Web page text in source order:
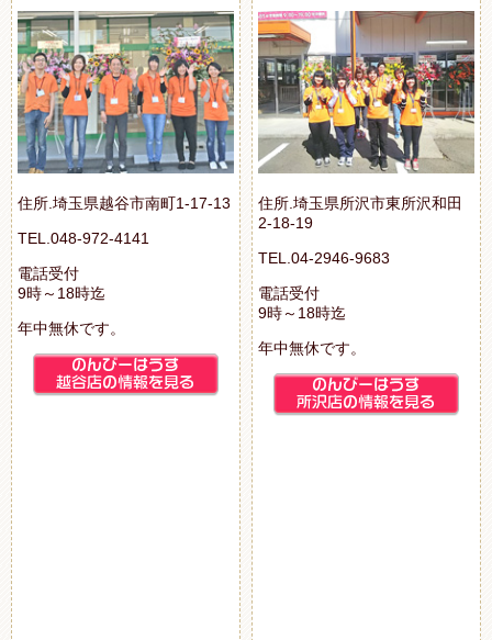
住所.埼玉県越谷市南町1-17-13
TEL.048-972-4141
電話受付
9時～18時迄
年中無休です。
住所.埼玉県所沢市東所沢和田
2-18-19
TEL.04-2946-9683
電話受付
9時～18時迄
年中無休です。